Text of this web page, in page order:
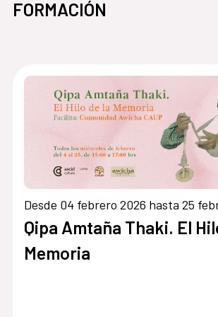
FORMACIÓN
Desde 04 febrero 2026 hasta 25
Qipa Amtaña Thaki. El
Memoria